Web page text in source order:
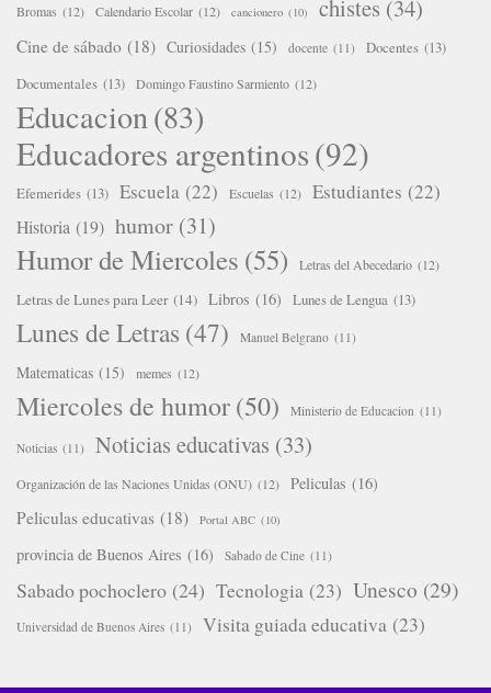
Bromas (12) Calendario Escolar (12) cancionero (10) chistes (34)
Cine de sábado (18) Curiosidades (15) docente (11) Docentes (13)
Documentales (13) Domingo Faustino Sarmiento (12)
Educacion(83)
Educadores argentinos(92)
Efemerides (13) Escuela (22) Escuelas (12) Estudiantes (22)
Historia (19) humor (31)
Humor de Miercoles (55) Letras del Abecedario (12)
Letras de Lunes para Leer (14) Libros (16) Lunes de Lengua (13)
Lunes de Letras (47) Manuel Belgrano (11)
Matematicas (15) memes (12)
Miercoles de humor(50) Ministerio de Educacion (11)
Noticias (11) Noticias educativas (33)
Organización de las Naciones Unidas (ONU) (12) Peliculas (16)
Peliculas educativas (18) Portal ABC (10)
provincia de Buenos Aires (16) Sabado de Cine (11)
Sabado pochoclero (24) Tecnologia (23) Unesco (29)
Universidad de Buenos Aires (11) Visita guiada educativa (23)